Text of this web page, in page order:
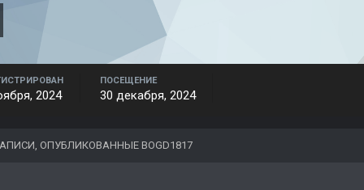
2024
ПОСЕЩЕНИЕ
30 декабря, 2024
ОПУБЛИКОВАННЫЕ BOGD1817